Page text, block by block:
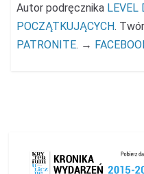
Autor podręcznika LEVEL
POCZĄTKUJĄCYCH.
PATRONITE. →